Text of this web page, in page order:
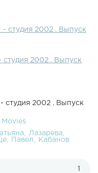
студия 2002 . Выпуск
2002 . Выпуск
студия 2002 . Выпуск
Movies
Лазарева
Павел Кабанов